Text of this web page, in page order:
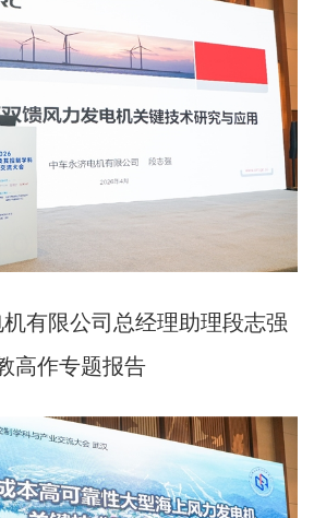
限公司总经理助理段志强
高作专题报告